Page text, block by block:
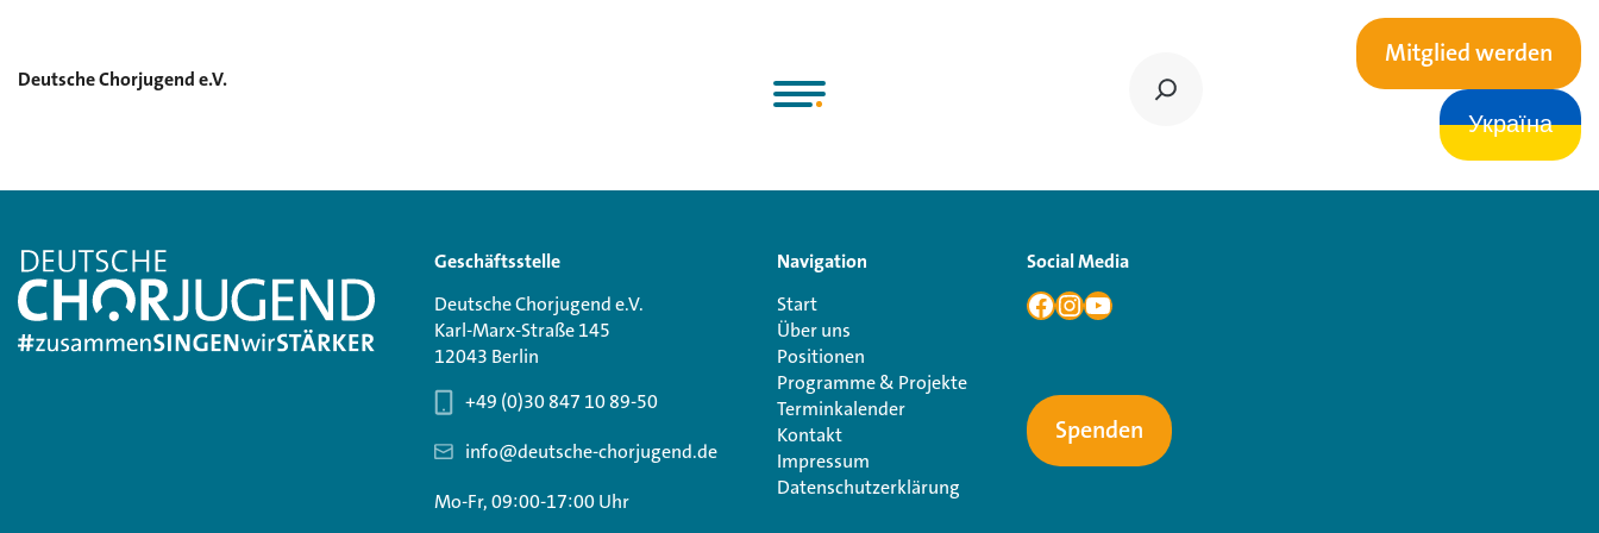
Deutsche Chorjugend e.V.
Mitglied werden
Україна
Geschäftsstelle
Deutsche Chorjugend e.V.
Karl-Marx-Straße 145
12043 Berlin
+49 (0)30 847 10 89-50
info@deutsche-chorjugend.de
Mo-Fr, 09:00-17:00 Uhr
Navigation
Start
Über uns
Positionen
Programme & Projekte
Terminkalender
Kontakt
Impressum
Datenschutzerklärung
Social Media
Spenden